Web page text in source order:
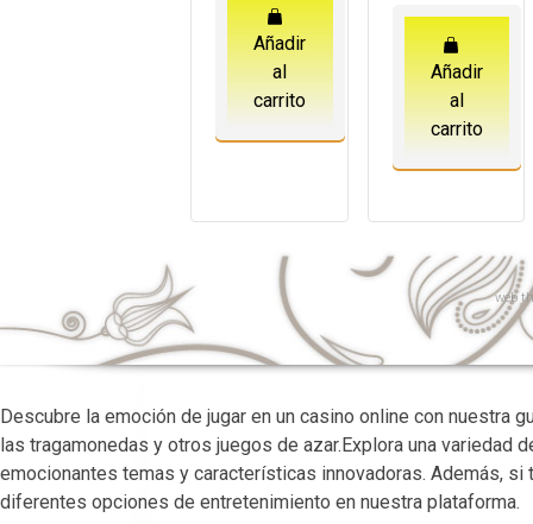
Añadir
al
carrito
original
54,00€.
Añadir
al
carrito
web
Descubre la emoción de jugar en un casino online con nuestra
las tragamonedas y otros juegos de azar.Explora una variedad
emocionantes temas y características innovadoras. Además,
diferentes opciones de entretenimiento en nuestra plataforma.